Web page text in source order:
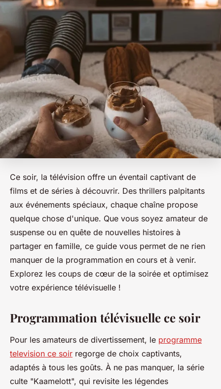
Ce soir, la télévision offre un éventail captivant de
films et de séries à découvrir. Des thrillers palpitants
aux événements spéciaux, chaque chaîne propose
quelque chose d'unique. Que vous soyez amateur de
suspense ou en quête de nouvelles histoires à
partager en famille, ce guide vous permet de ne rien
manquer de la programmation en cours et à venir.
Explorez les coups de cœur de la soirée et optimisez
votre expérience télévisuelle !
Programmation télévisuelle ce soir
Pour les amateurs de divertissement, le programme
television ce soir regorge de choix captivants,
adaptés à tous les goûts. À ne pas manquer, la série
culte "Kaamelott", qui revisite les légendes